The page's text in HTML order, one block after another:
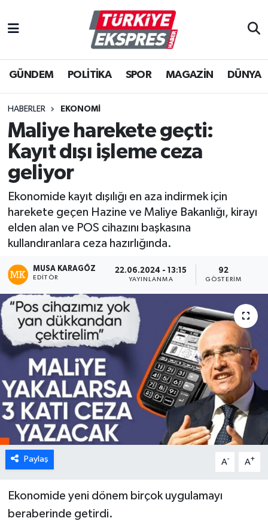
GÜNDEM POLİTİKA SPOR MAGAZİN DÜNYA
HABERLER EKONOMİ
Maliye harekete geçti:
Kayıt dışı işleme ceza
geliyor
Ekonomide kayıt dışılığı en aza indirmek için
harekete geçen Hazine ve Maliye Bakanlığı, kirayı
elden alan ve POS cihazını başkasına
kullandıranlara ceza hazırlığında.
MUSA KARAGÖZ
EDITÖR
22.06.2024 - 13:15
YAYINLANMA
92
GÖSTERIM
Paylaş A- A+
Ekonomide yeni dönem birçok uygulamayı
beraberinde getirdi.
İstanbul Nöbetçi Eczaneler
İstanbul Hava Durumu
İstanbul Namaz Vakitleri
İstanbul Trafik Yoğunluk Haritası
Süper Lig Puan Durumu ve Fikstür
Tüm Manşetler
Son Dakika Haberleri